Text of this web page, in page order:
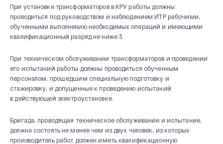
При установке трансформаторов в КРУ работы должны
проводиться под руководством и наблюдением ИТР рабочими,
обученными выполнению необходимых операций и имеющими
квалификационный разряд не ниже 3.
При техническом обслуживании трансформаторов и проведении
его испытаний работы должны проводиться обученным
персоналом, прошедшим специальную подготовку и
стажировку, и допущенные к проведению испытаний
в действующей электроустановке.
Бригада, проводящая техническое обслуживание и испытание,
должна состоять не менее чем из двух человек, из которых
производитель работ должен иметь квалификационную